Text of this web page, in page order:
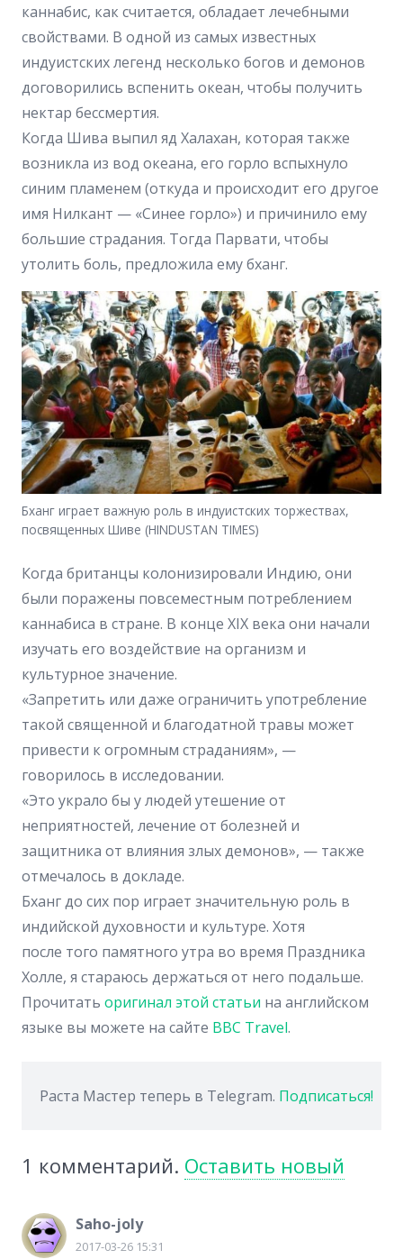
каннабис, как считается, обладает лечебными
свойствами. В одной из самых известных
индуистских легенд несколько богов и демонов
договорились вспенить океан, чтобы получить
нектар бессмертия.
Когда Шива выпил яд Халахан, которая также
возникла из вод океана, его горло вспыхнуло
синим пламенем (откуда и происходит его другое
имя Нилкант — «Синее горло») и причинило ему
большие страдания. Тогда Парвати, чтобы
утолить боль, предложила ему бханг.
Бханг играет важную роль в индуистских торжествах,
посвященных Шиве (HINDUSTAN TIMES)
Когда британцы колонизировали Индию, они
были поражены повсеместным потреблением
каннабиса в стране. В конце XIX века они начали
изучать его воздействие на организм и
культурное значение.
«Запретить или даже ограничить употребление
такой священной и благодатной травы может
привести к огромным страданиям», —
говорилось в исследовании.
«Это украло бы у людей утешение от
неприятностей, лечение от болезней и
защитника от влияния злых демонов», — также
отмечалось в докладе.
Бханг до сих пор играет значительную роль в
индийской духовности и культуре. Хотя
после того памятного утра во время Праздника
Холле, я стараюсь держаться от него подальше.
Прочитать оригинал этой статьи на английском
языке вы можете на сайте BBC Travel.
Раста Мастер теперь в Telegram. Подписаться!
1 комментарий. Оставить новый
Saho-joly
2017-03-26 15:31